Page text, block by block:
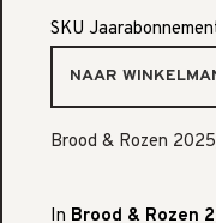
SKU
Brood & Rozen
In Brood & Rozen